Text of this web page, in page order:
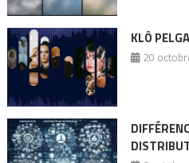
KLÔ
20